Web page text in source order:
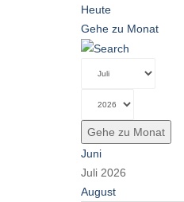
Heute
Gehe zu Monat
Gehe zu Monat
Juni
Juli 2026
August